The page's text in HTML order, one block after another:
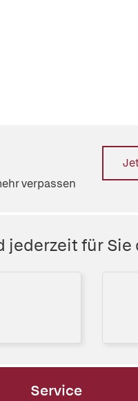
verpassen
jederzeit für Sie
Service